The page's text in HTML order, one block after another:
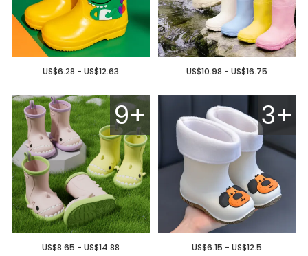
US$6.28 - US$12.63 US$10.98 - US$16.75
9+
US$8.65 - US$14.88
3+
US$6.15 - US$12.5